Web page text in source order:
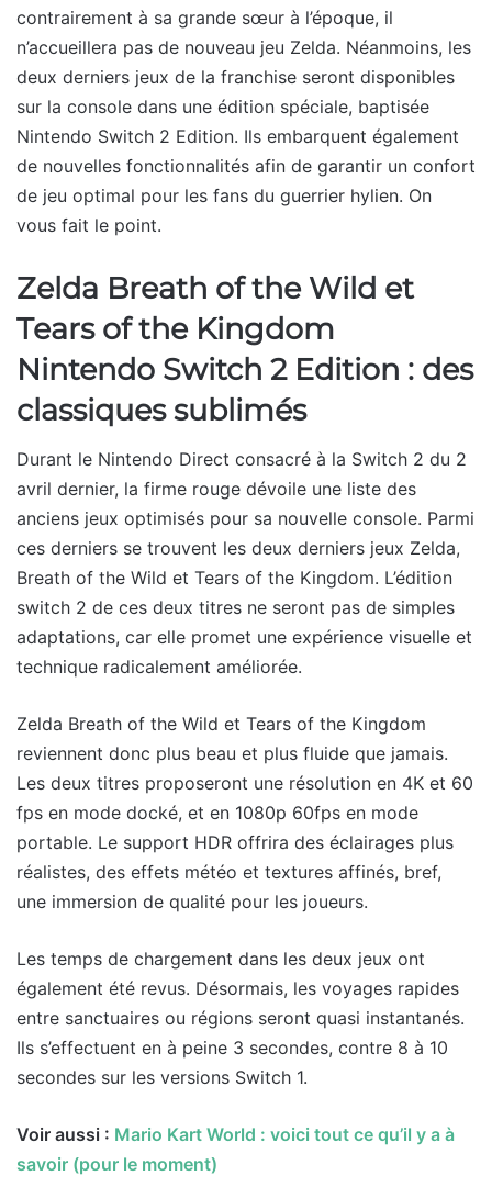
contrairement à sa grande sœur à l’époque, il
n’accueillera pas de nouveau jeu Zelda. Néanmoins, les
deux derniers jeux de la franchise seront disponibles
sur la console dans une édition spéciale, baptisée
Nintendo Switch 2 Edition. Ils embarquent également
de nouvelles fonctionnalités afin de garantir un confort
de jeu optimal pour les fans du guerrier hylien. On
vous fait le point.
Zelda Breath of the Wild et
Tears of the Kingdom
Nintendo Switch 2 Edition : des
classiques sublimés
Durant le Nintendo Direct consacré à la Switch 2 du 2
avril dernier, la firme rouge dévoile une liste des
anciens jeux optimisés pour sa nouvelle console. Parmi
ces derniers se trouvent les deux derniers jeux Zelda,
Breath of the Wild et Tears of the Kingdom. L’édition
switch 2 de ces deux titres ne seront pas de simples
adaptations, car elle promet une expérience visuelle et
technique radicalement améliorée.
Zelda Breath of the Wild et Tears of the Kingdom
reviennent donc plus beau et plus fluide que jamais.
Les deux titres proposeront une résolution en 4K et 60
fps en mode docké, et en 1080p 60fps en mode
portable. Le support HDR offrira des éclairages plus
réalistes, des effets météo et textures affinés, bref,
une immersion de qualité pour les joueurs.
Les temps de chargement dans les deux jeux ont
également été revus. Désormais, les voyages rapides
entre sanctuaires ou régions seront quasi instantanés.
Ils s’effectuent en à peine 3 secondes, contre 8 à 10
secondes sur les versions Switch 1.
Voir aussi : Mario Kart World : voici tout ce qu’il y a à
savoir (pour le moment)